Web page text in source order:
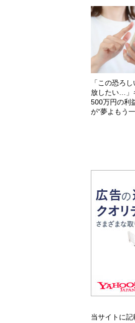
「この恐ろ
放したい…」
500万円の利
が“夢よもう
当サイトに